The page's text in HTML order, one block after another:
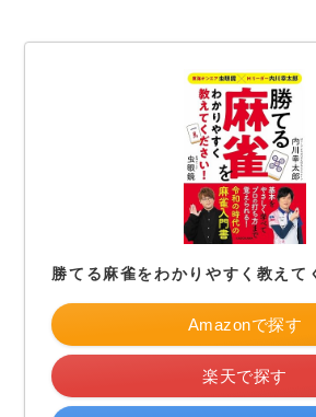
勝てる麻雀をわかりやすく教えて
Amazonで探す
楽天で探す